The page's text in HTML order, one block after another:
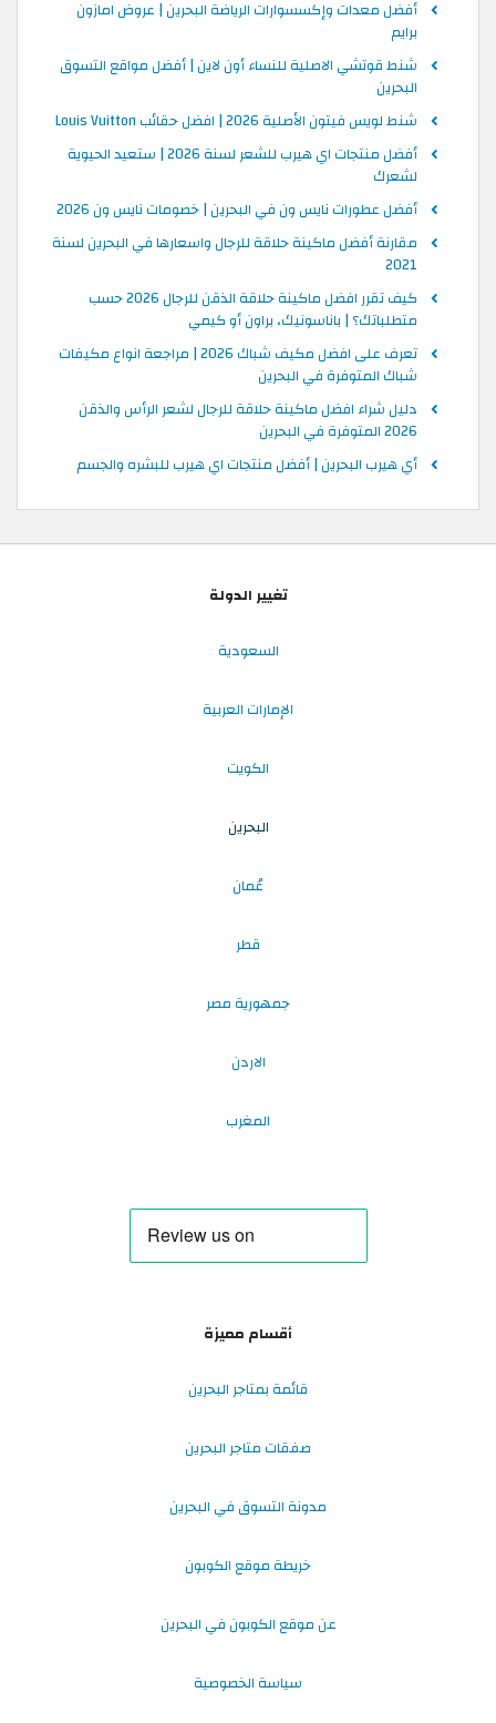
أفضل معدات وإكسسوارات الرياضة البحرين | عروض امازون
برايم
شنط قوتشي الاصلية للنساء أون لاين | أفضل مواقع التسوق
البحرين
شنط لويس فيتون الأصلية 2026 | افضل حقائب Louis Vuitton
أفضل منتجات اي هيرب للشعر لسنة 2026 | ستعيد الحيوية
لشعرك
أفضل عطورات نايس ون في البحرين | خصومات نايس ون 2026
مقارنة أفضل ماكينة حلاقة للرجال واسعارها في البحرين لسنة
2021
كيف تقرر افضل ماكينة حلاقة الذقن للرجال 2026 حسب
متطلباتك؟ | باناسونيك، براون أو كيمي
تعرف على افضل مكيف شباك 2026 | مراجعة انواع مكيفات
شباك المتوفرة في البحرين
دليل شراء افضل ماكينة حلاقة للرجال لشعر الرأس والذقن
2026 المتوفرة في البحرين
أي هيرب البحرين | أفضل منتجات اي هيرب للبشره والجسم
تغيير الدولة
السعودية
الإمارات العربية
الكويت
البحرين
عُمان
قطر
جمهورية مصر
الاردن
المغرب
أقسام مميزة
قائمة بمتاجر البحرين
صفقات متاجر البحرين
مدونة التسوق في البحرين
خريطة موقع الكوبون
عن موقع الكوبون في البحرين
سياسة الخصوصية